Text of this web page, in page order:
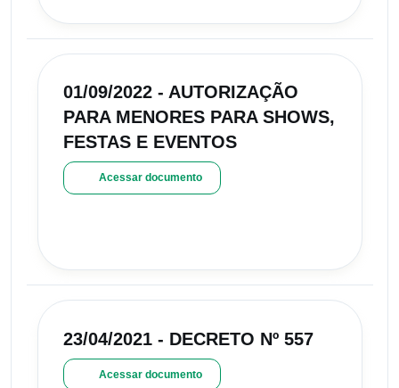
01/09/2022 - AUTORIZAÇÃO
PARA MENORES PARA SHOWS,
FESTAS E EVENTOS
Acessar documento
23/04/2021 - DECRETO Nº 557
Acessar documento